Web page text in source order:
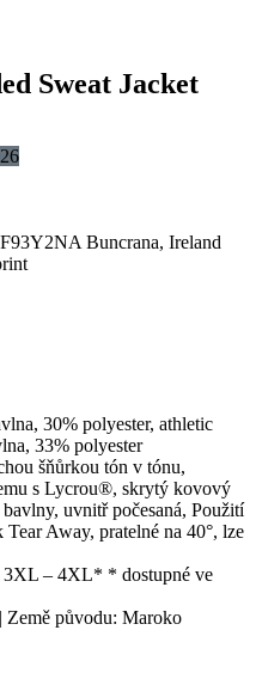
Sweat Jacket
Buncrana, Ireland
30% polyester, athletic
33% polyester
šňůrkou tón v tónu,
s Lycrou®, skrytý kovový
uvnitř počesaná, Použití
Away, pratelné na 40°, lze
3XL – 4XL* * dostupné ve
| Země původu: Maroko